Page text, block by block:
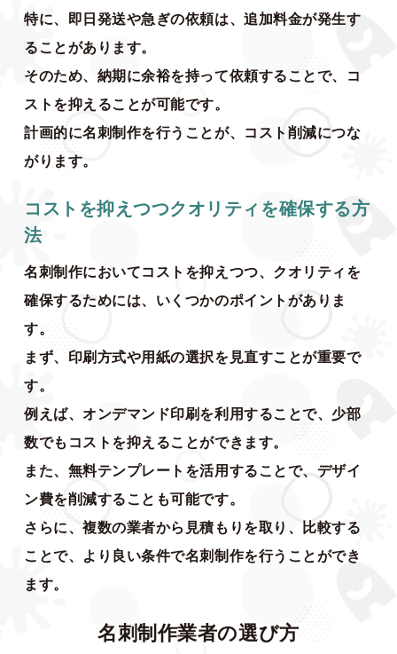
特に、即日発送や急ぎの依頼は、追加料金が発生す
ることがあります。
そのため、納期に余裕を持って依頼することで、コ
ストを抑えることが可能です。
計画的に名刺制作を行うことが、コスト削減につな
がります。
コストを抑えつつクオリティを確保する方
法
名刺制作においてコストを抑えつつ、クオリティを
確保するためには、いくつかのポイントがありま
す。
まず、印刷方式や用紙の選択を見直すことが重要で
す。
例えば、オンデマンド印刷を利用することで、少部
数でもコストを抑えることができます。
また、無料テンプレートを活用することで、デザイ
ン費を削減することも可能です。
さらに、複数の業者から見積もりを取り、比較する
ことで、より良い条件で名刺制作を行うことができ
ます。
名刺制作業者の選び方